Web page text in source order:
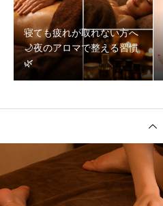
寝ても疲れが取れない方へ
🌙夜のアロマで整える習慣
🌿‬